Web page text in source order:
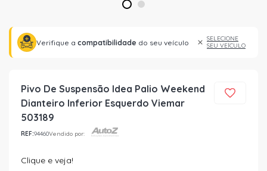
1 2
Verifique a compatibilidade do seu veículo
SELECIONE
SEU VEÍCULO
Pivo De Suspensão Idea Palio Weekend
Dianteiro Inferior Esquerdo Viemar
503189
REF:94460Vendido por:
Clique e veja!